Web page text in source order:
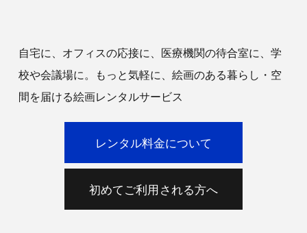
自宅に、オフィスの応接に、医療機関の待合室に、学
校や会議場に。もっと気軽に、絵画のある暮らし・空
間を届ける絵画レンタルサービス
レンタル料金について
初めてご利用される方へ